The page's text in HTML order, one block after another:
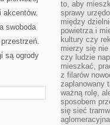
akcentów.
swoboda
są ogrody
to, aby
sprawy
między
powietrza i
kultury czy
mierzy się
czy ludzie
mieszkać,
z filarów
zaplanowany
ważną rolę,
sposobem
się sieć